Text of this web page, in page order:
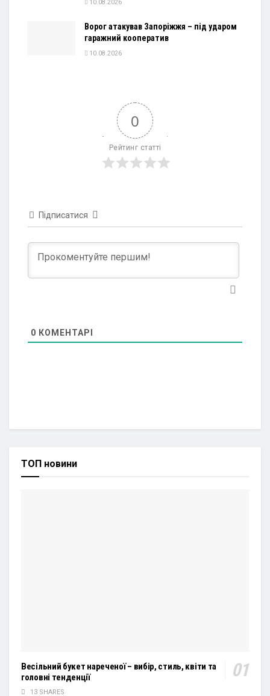
10.08.2026
Ворог атакував Запоріжжя – під ударом
гаражний кооператив
10.08.2026
0
Рейтинг статті
Підписатися
0 КОМЕНТАРІ
ТОП новини
Весільний букет нареченої – вибір, стиль, квіти та
головні тенденції
13 SHARES